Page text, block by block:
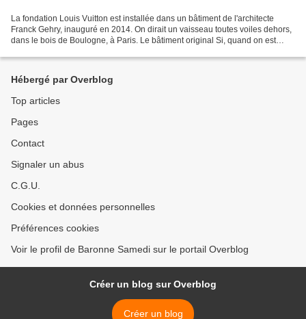
La fondation Louis Vuitton est installée dans un bâtiment de l'architecte
Franck Gehry, inauguré en 2014. On dirait un vaisseau toutes voiles dehors,
dans le bois de Boulogne, à Paris. Le bâtiment original Si, quand on est
Hébergé par Overblog
Top articles
Pages
Contact
Signaler un abus
C.G.U.
Cookies et données personnelles
Préférences cookies
Voir le profil de Baronne Samedi sur le portail Overblog
Créer un blog sur Overblog
Créer un blog